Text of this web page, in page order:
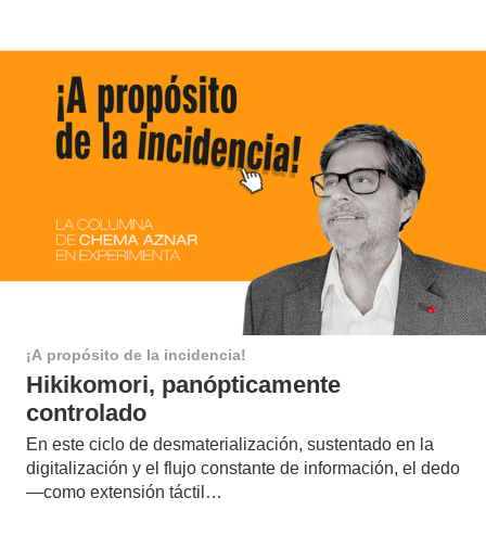
¡A propósito de la incidencia!
Hikikomori, panópticamente
controlado
En este ciclo de desmaterialización, sustentado en la
digitalización y el flujo constante de información, el dedo
—como extensión táctil…